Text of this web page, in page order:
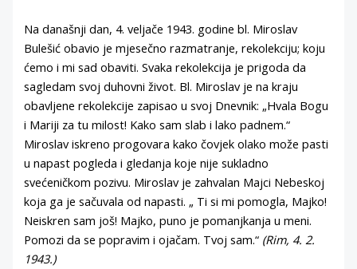
Na današnji dan, 4. veljače 1943. godine bl. Miroslav
Bulešić obavio je mjesečno razmatranje, rekolekciju; koju
ćemo i mi sad obaviti. Svaka rekolekcija je prigoda da
sagledam svoj duhovni život. Bl. Miroslav je na kraju
obavljene rekolekcije zapisao u svoj Dnevnik: „Hvala Bogu
i Mariji za tu milost! Kako sam slab i lako padnem.“
Miroslav iskreno progovara kako čovjek olako može pasti
u napast pogleda i gledanja koje nije sukladno
svećeničkom pozivu. Miroslav je zahvalan Majci Nebeskoj
koja ga je sačuvala od napasti. „ Ti si mi pomogla, Majko!
Neiskren sam još! Majko, puno je pomanjkanja u meni.
Pomozi da se popravim i ojačam. Tvoj sam.“ (Rim, 4. 2.
1943.)